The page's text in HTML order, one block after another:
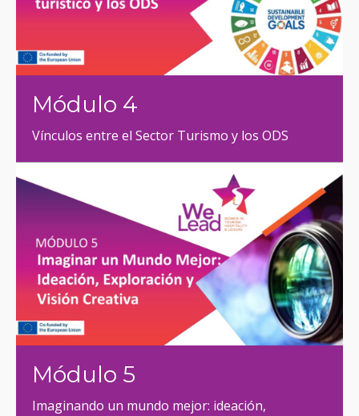
Módulo 4
Vínculos entre el Sector Turismo y los ODS
Módulo 5
Imaginando un mundo mejor: ideación,